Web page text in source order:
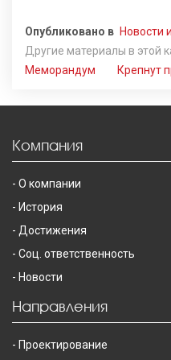
Опубликовано в Новости
Другие материалы в этой
Меморандум
Крепнут
Компания
О компании
История
Достижения
Соц. ответственность
Новости
Направления
Проектирование